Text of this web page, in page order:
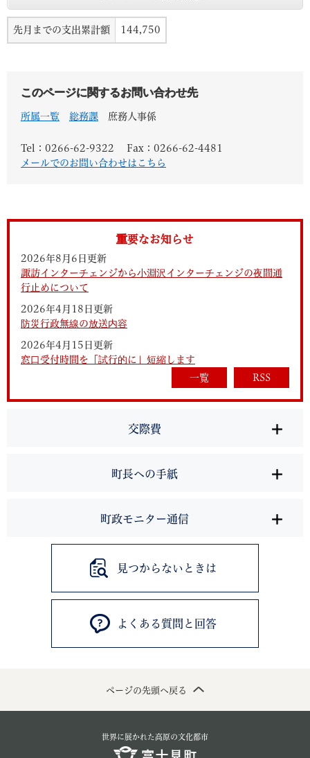
先月までの支出累計額 144,750
このページに関するお問い合わせ先
所属一覧 総務課 庶務人事係
Tel：0266-62-9322
Fax：0266-62-4481
メールでのお問い合わせはこちら
重要なお知らせ
2026年8月6日更新
諏訪インターチェンジから小淵沢インターチェンジの夜間通
行止めについて
2026年4月18日更新
防災行政無線の放送内容
2026年4月15日更新
窓口受付時間を「試行的に」短縮します
一覧
RSS
交際費
町長への手紙
町政モニター通信
見つからないときは
よくある質問と回答
ページの先頭へ戻る
世界に展かれた高原の文化都市